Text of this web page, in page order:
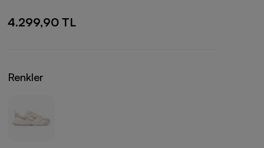
4.299,90 TL
Renkler